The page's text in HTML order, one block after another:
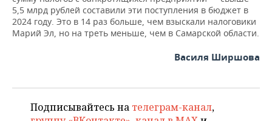
5,5 млрд рублей составили эти поступления в бюджет в
2024 году. Это в 14 раз больше, чем взыскали налоговики
Марий Эл, но на треть меньше, чем в Самарской области.
Василя Ширшова
Подписывайтесь на телеграм-канал,